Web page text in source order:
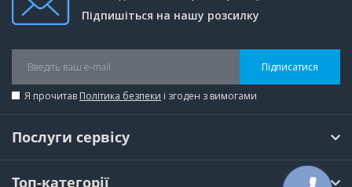
Підпишіться на нашу розсилку
Підписатися
Я прочитав Політика безпеки і згоден з вимогами
Послуги сервісу
Топ-категорії